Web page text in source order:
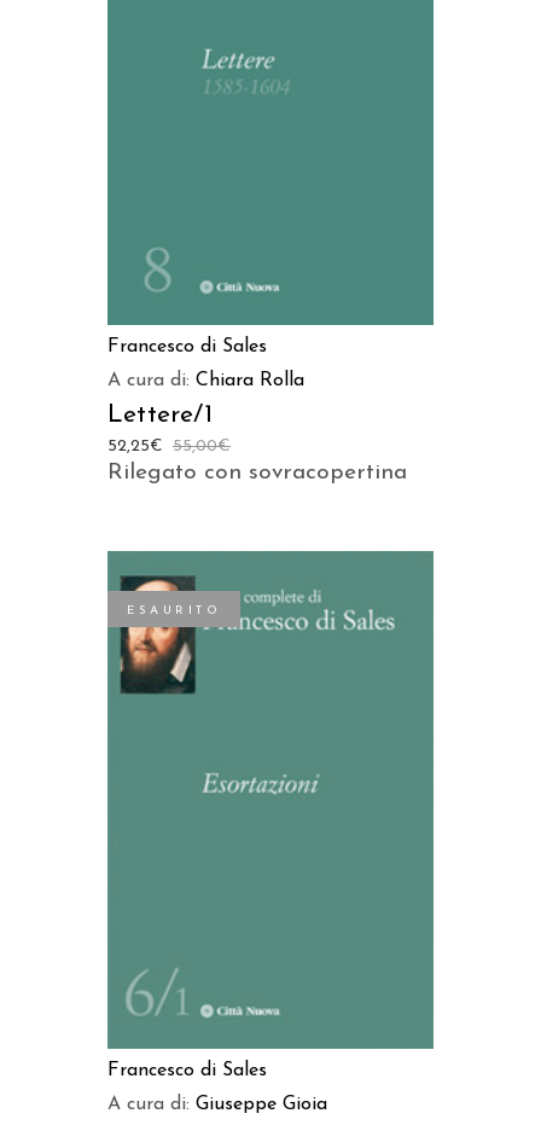
AGGIUNGI AL CARRELLO
Francesco di Sales
A cura di: Chiara Rolla
Lettere/1
55,00€
52,25€
Rilegato con sovracopertina
ESAURITO
LEGGI TUTTO
Francesco di Sales
A cura di: Giuseppe Gioia